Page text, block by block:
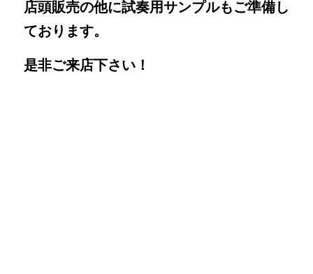
店頭販売の他に試奏用サンプルもご準備し
ております。
是非ご来店下さい！